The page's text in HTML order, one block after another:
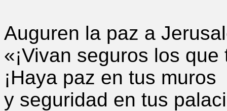
Auguren la paz a
«¡Vivan seguros los que
¡Haya paz en tus muros
y seguridad en tus